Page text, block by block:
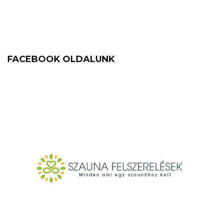
FACEBOOK OLDALUNK